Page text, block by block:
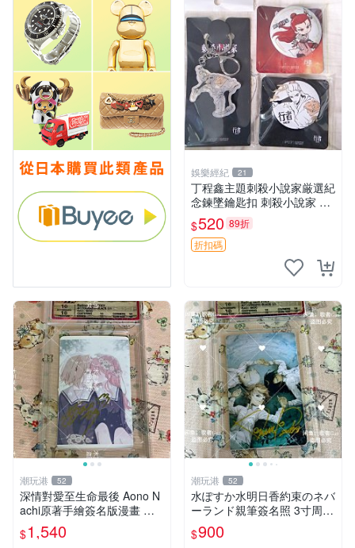
娛樂經紀 21
丁程鑫主題刺殺小說家厳選紀
念鍊墜鑰匙扣 刺殺小說家 丁
程鑫 鍊墜
$520 89折
折扣碼
潮玩港 52
深情對愛至生命最後 Aono N
achi原著手繪簽名版漫畫 親
筆簽名限定收藏 命終不渝之
戀情 漫畫珍藏品
$1,540
潮玩港 52
水ぽすか水明日香約束のネバ
ーランド親筆簽名照 3寸周邊
照片 面簽正品 簽名照周邊
$900